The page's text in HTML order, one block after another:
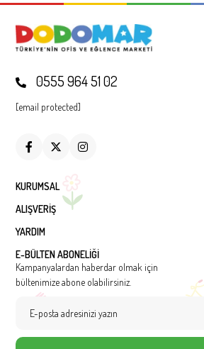
0555 964 51 02
[email protected]
KURUMSAL
ALIŞVERİŞ
YARDIM
E-BÜLTEN ABONELİĞİ
Kampanyalardan haberdar olmak için
bültenimize abone olabilirsiniz.